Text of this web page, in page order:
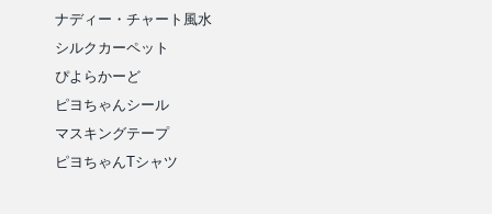
ナディー・チャート風水
シルクカーペット
ぴよらかーど
ピヨちゃんシール
マスキングテープ
ピヨちゃんTシャツ